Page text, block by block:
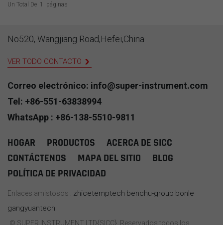
(Cu-Cu) Conductor de
suministramos
aproximadamente 50.000
año para su uso en
proyectos desarrollados
países. ElTipo R aislamiento
mineral(MI) cable de
Diseñamos y
proporcionamos
confiabilidad incomparable
procesos industriales
Un Total De 1 Páginas
No520, Wangjiang Road,Hefei,China
VER TODO CONTACTO
Correo electrónico: info@super-instrument.com
Tel: +86-551-63838994
WhatsApp : +86-138-5510-9811
HOGAR PRODUCTOS
ACERCA DE SICC
CONTÁCTENOS
MAPA DEL SITIO
BLOG
POLÍTICA DE PRIVACIDAD
Enlaces amistosos : zhicetemptech benchu-group bonle
gangyuantech
© SUPER INSTRUMENT LTD{SICC}. Reservados todos los